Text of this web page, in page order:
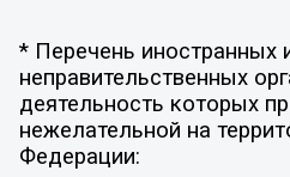
* Перечень
неправительственных
деятельность которых
нежелательной на
Федерации: